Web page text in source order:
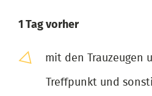
1 Tag vorher
mit den Trauzeugen
Treffpunkt und